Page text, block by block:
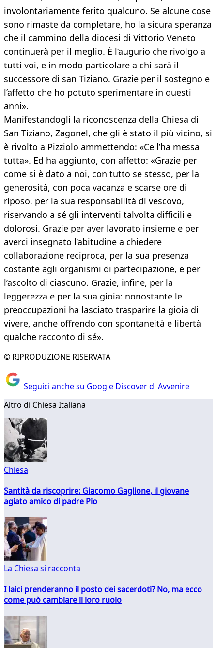
involontariamente ferito qualcuno. Se alcune cose
sono rimaste da completare, ho la sicura speranza
che il cammino della diocesi di Vittorio Veneto
continuerà per il meglio. È l’augurio che rivolgo a
tutti voi, e in modo particolare a chi sarà il
successore di san Tiziano. Grazie per il sostegno e
l’affetto che ho potuto sperimentare in questi
anni».
Manifestandogli la riconoscenza della Chiesa di
San Tiziano, Zagonel, che gli è stato il più vicino, si
è rivolto a Pizziolo ammettendo: «Ce l’ha messa
tutta». Ed ha aggiunto, con affetto: «Grazie per
come si è dato a noi, con tutto se stesso, per la
generosità, con poca vacanza e scarse ore di
riposo, per la sua responsabilità di vescovo,
riservando a sé gli interventi talvolta difficili e
dolorosi. Grazie per aver lavorato insieme e per
averci insegnato l’abitudine a chiedere
collaborazione reciproca, per la sua presenza
costante agli organismi di partecipazione, e per
l’ascolto di ciascuno. Grazie, infine, per la
leggerezza e per la sua gioia: nonostante le
preoccupazioni ha lasciato trasparire la gioia di
vivere, anche offrendo con spontaneità e libertà
qualche racconto di sé».
© RIPRODUZIONE RISERVATA
Seguici anche su Google Discover di Avvenire
Altro di Chiesa Italiana
Chiesa
Santità da riscoprire: Giacomo Gaglione, il giovane
agiato amico di padre Pio
La Chiesa si racconta
I laici prenderanno il posto dei sacerdoti? No, ma ecco
come può cambiare il loro ruolo